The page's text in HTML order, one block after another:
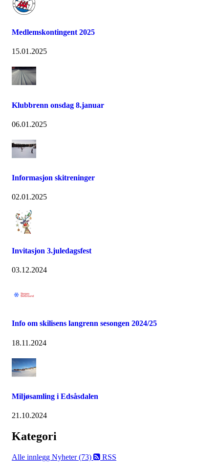
Medlemskontingent 2025
15.01.2025
Klubbrenn onsdag 8.januar
06.01.2025
Informasjon skitreninger
02.01.2025
Invitasjon 3.juledagsfest
03.12.2024
Info om skilisens langrenn sesongen 2024/25
18.11.2024
Miljøsamling i Edsåsdalen
21.10.2024
Kategori
Alle innlegg Nyheter (73) RSS